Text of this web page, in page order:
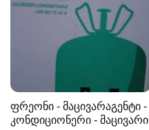
ფრეონი - მაცივარაგენტი -
კონდიციონერი - მაცივარი